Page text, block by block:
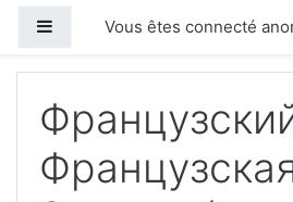
Panneau latéral
Vous êtes connecté